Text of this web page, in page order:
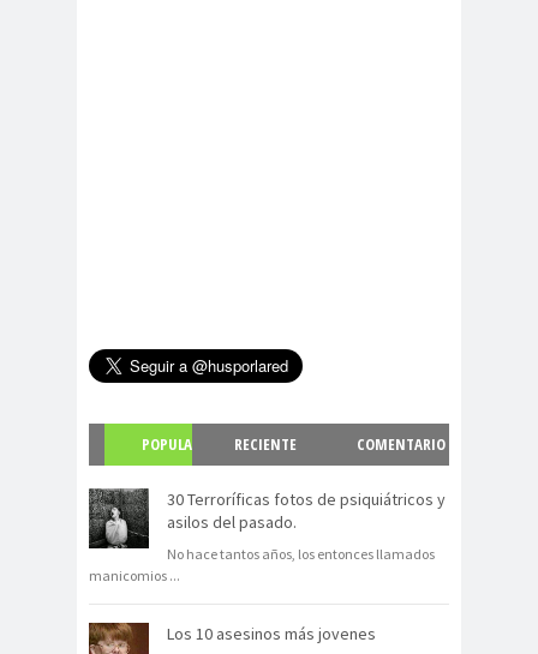
POPULA
R
RECIENTE
COMENTARIO
30 Terroríficas fotos de psiquiátricos y
asilos del pasado.
No hace tantos años, los entonces llamados
manicomios ...
Los 10 asesinos más jovenes